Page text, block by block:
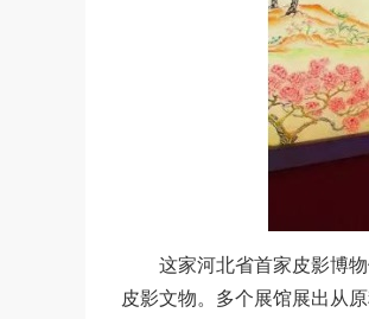
这家河北省首家皮影博物
皮影文物。多个展馆展出从